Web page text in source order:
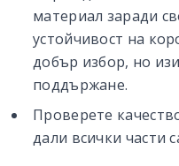
материал заради
устойчивост на
добър избор, но
поддържане.
Проверете
дали всички части